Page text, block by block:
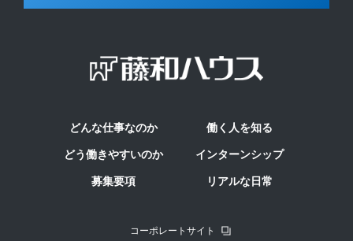
どんな仕事なのか 働く人を知る
どう働きやすいのか インターンシップ
募集要項 リアルな日常
コーポレートサイト